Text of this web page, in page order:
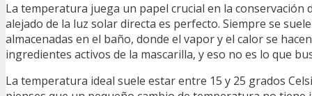
La temperatura juega un papel crucial en la
alejado de la luz solar directa es perfecto. Siempre se
almacenadas en el baño, donde el vapor y el calor se
ingredientes activos de la mascarilla, y eso no es lo que
La temperatura ideal suele estar entre 15 y 25 grados